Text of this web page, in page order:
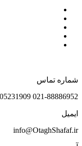
شماره تماس
021-88886952 09205231909
ایمیل
info@OtaghShafaf.ir